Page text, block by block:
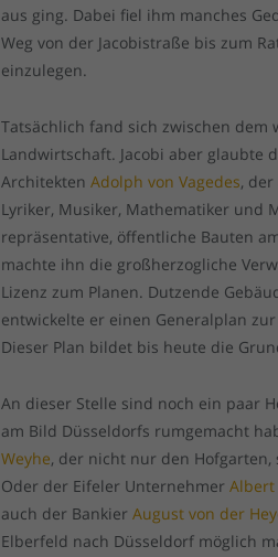
aus ging. Dabei fiel ihm manches
Weg von der Jacobistraße bis zum
einzulegen.
Tatsächlich fand sich zwischen
Landwirtschaft. Jacobi aber glaubte
ArchitektenAdolph von Vagedes,
Lyriker, Musiker, Mathematiker und
repräsentative, öffentliche Bauten
machte ihn die großherzogliche
Lizenz zum Planen. Dutzende
entwickelte er einen Generalplan
Dieser Plan bildet bis heute die
An dieser Stelle sind noch ein paar
am Bild Düsseldorfs rumgemacht
Weyhe, der nicht nur den
Oder der Eifeler UnternehmerAlbert
auch der BankierAugust von der
Elberfeld nach Düsseldorf möglich